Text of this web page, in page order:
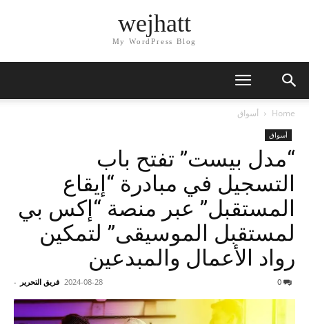
wejhatt
My WordPress Blog
Home أسواق
أسواق
“مدل بيست” تفتح باب
التسجيل في مبادرة “إيقاع
المستقبل” عبر منصة “إكس بي
لمستقبل الموسيقى” لتمكين
رواد الأعمال والمبدعين
فريق التحرير - 2024-08-28